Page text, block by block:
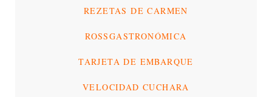
REZETAS DE CARMEN
ROSSGASTRONÓMICA
TARJETA DE EMBARQUE
VELOCIDAD CUCHARA